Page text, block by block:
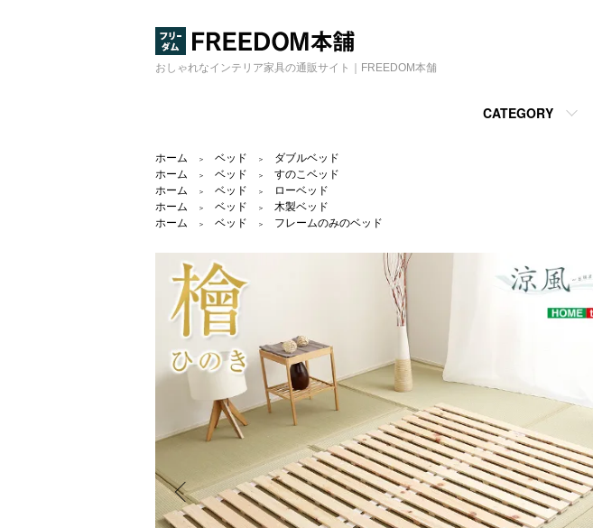
おしゃれなインテリア家具の通販サイト｜FREEDOM本舗
CATEGORY
ホーム ＞ ベッド ＞
ダブルベッド
ホーム
＞ ベッド ＞
すのこベッド
ホーム
＞ ベッド ＞
ローベッド
ホーム
＞ ベッド ＞
木製ベッド
ホーム
＞ ベッド ＞ フレームのみのベッド